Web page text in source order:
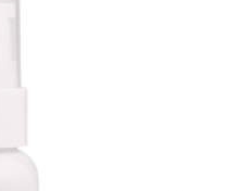
Hexyleenglycol